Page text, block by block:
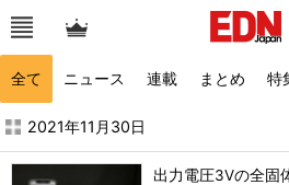
全て ニュース 連載 まとめ 特
2021年11月の記事一覧 - EDN Japan
2021年11月30日
出力電圧3Vの全固